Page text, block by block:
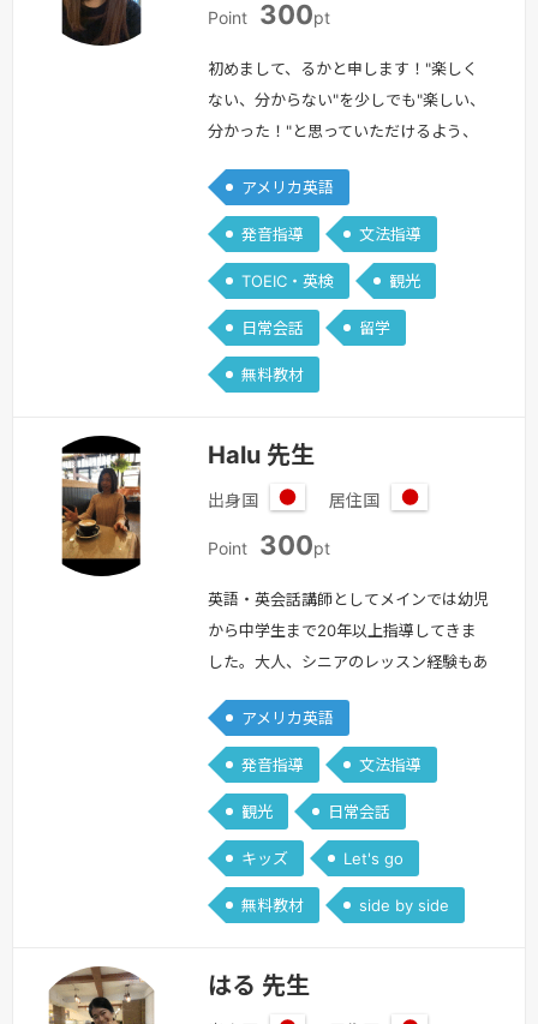
本
Point 300pt
初めまして、るかと申します！"楽しく
ない、分からない"を少しでも"楽しい、
分かった！"と思っていただけるよう、
サポートできたら良いなと思っておりま
す！【私について】プロフィールを見て
いただきありがとうございます！私は外
国語大学で主に英語を専攻し、ネイティ
ブの授業を受けたり、英語文法を分析し
理解を深める授業などを受けておりまし
た。また、卒業後は1年間アメリカの
アメリカ英語
発音指導 文法指導
TOEIC・英検 観光
日常会話 留学
無料教材
Halu 先生
出身国
本
居住国
Point 300pt
英語・英会話講師としてメインでは幼児
から中学生まで20年以上指導してきま
した。大人、シニアのレッスン経験もあ
得意です。幼児から中学生まで、英語英
会話を基礎から学びたい方長い間英語か
らは全く遠ざかってしまった方英語に興
味があり頭の体操に役立てたい方海外旅
行で役立つ一言表現を練習したい方など
様々な用途にできる限りお答えしたいと
思います！分からないことは、気軽にお
アメリカ英語
発音指導 文法指導
観光 日常会話
キッズ Let's go
無料教材 side by side
はる 先生